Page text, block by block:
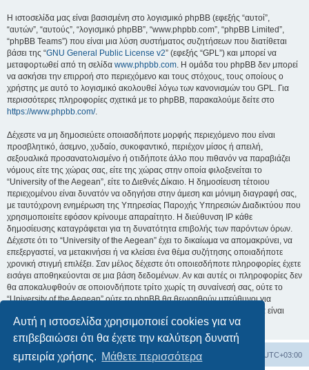
Αυτή η ιστοσελίδα χρησιμοποιεί cookies για να
επιβεβαιώσει ότι θα έχετε την καλύτερη δυνατή
εμπειρία χρήσης. Μάθετε περισσότερα
Η ιστοσελίδα μας είναι βασισμένη στο λογισμικό phpBB (εφεξής “αυτοί”,
“αυτών”, “αυτούς”, “λογισμικό phpBB”, “www.phpbb.com”, “phpBB Limited”,
“phpBB Teams”) που είναι μια λύση συστήματος συζητήσεων που διατίθεται
βάσει της “GNU General Public License v2” (εφεξής “GPL”) και μπορεί να
μεταφορτωθεί από τη σελίδα www.phpbb.com. Η ομάδα του phpBB δεν μπορεί
να ασκήσει την επιρροή στο περιεχόμενο και τους στόχους, τους οποίους ο
χρήστης με αυτό το λογισμικό ακολουθεί λόγω των κανονισμών του GPL. Για
περισσότερες πληροφορίες σχετικά με το phpBB, παρακαλούμε δείτε στο
https://www.phpbb.com/.
Δέχεστε να μη δημοσιεύετε οποιασδήποτε μορφής περιεχόμενο που είναι
προσβλητικό, άσεμνο, χυδαίο, συκοφαντικό, περιέχον μίσος ή απειλή,
σεξουαλικά προσανατολισμένο ή οτιδήποτε άλλο που πιθανόν να παραβιάζει
νόμους είτε της χώρας σας, είτε της χώρας στην οποία φιλοξενείται το
“University of the Aegean”, είτε το Διεθνές Δίκαιο. Η δημοσίευση τέτοιου
περιεχομένου είναι δυνατόν να οδηγήσει στην άμεση και μόνιμη διαγραφή σας,
με ταυτόχρονη ενημέρωση της Υπηρεσίας Παροχής Υπηρεσιών Διαδικτύου που
χρησιμοποιείτε εφόσον κρίνουμε απαραίτητο. Η διεύθυνση IP κάθε
δημοσίευσης καταγράφεται για τη δυνατότητα επιβολής των παρόντων όρων.
Δέχεστε ότι το “University of the Aegean” έχει το δικαίωμα να απομακρύνει, να
επεξεργαστεί, να μετακινήσει ή να κλείσει ένα θέμα συζήτησης οποιαδήποτε
χρονική στιγμή επιλέξει. Σαν μέλος δέχεστε ότι οποιεσδήποτε πληροφορίες έχετε
εισάγει αποθηκεύονται σε μια βάση δεδομένων. Αν και αυτές οι πληροφορίες δεν
θα αποκαλυφθούν σε οποιονδήποτε τρίτο χωρίς τη συναίνεσή σας, ούτε το
“University of the Aegean” ούτε το phpBB θα θεωρηθούν υπεύθυνοι για
οποιαδήποτε απόπειρα ηλεκτρονικής εισβολής ή παραβίασης η οποία είναι
δυνατόν να οδηγήσει σε απώλεια αυτών των δεδομένων.
Board Όλοι οι χρόνοι είναι UTC+03:00
Διαγραφή cookies